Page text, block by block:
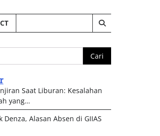
Saat Liburan: Kesalahan
yang…
Denza, Alasan Absen di GIIAS